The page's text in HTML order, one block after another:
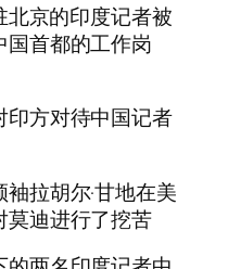
北京的印度记者被
首都的工作岗
印方对待中国记者
拉胡尔·甘地在美
莫迪进行了挖苦